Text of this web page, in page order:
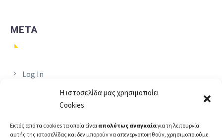
Η ιστοσελίδα μας χρησιμοποίει
Cookies
Εκτός από τα cookies τα οποία είναι απολύτως αναγκαίαγια τη λειτουργία
αυτής της ιστοσελίδας και δεν μπορούν να απενεργοποιηθούν, χρησιμοποιούμε
META
Log In